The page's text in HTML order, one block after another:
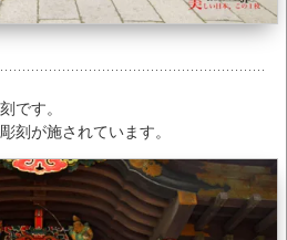
です。
刻が施されています。